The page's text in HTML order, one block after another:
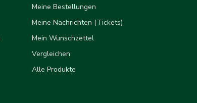
Meine Bestellungen
Meine Nachrichten (Tickets)
Mein Wunschzettel
Vergleichen
Alle Produkte